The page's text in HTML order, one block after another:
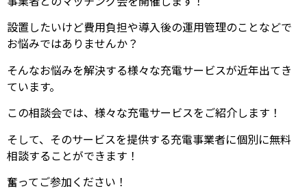
設置したいけど費用負担や導入後の運用管理のことなどで
お悩みではありませんか？
そんなお悩みを解決する様々な充電サービスが近年出てき
ています。
この相談会では、様々な充電サービスをご紹介します！
そして、そのサービスを提供する充電事業者に個別に無料
相談することができます！
奮ってご参加ください！